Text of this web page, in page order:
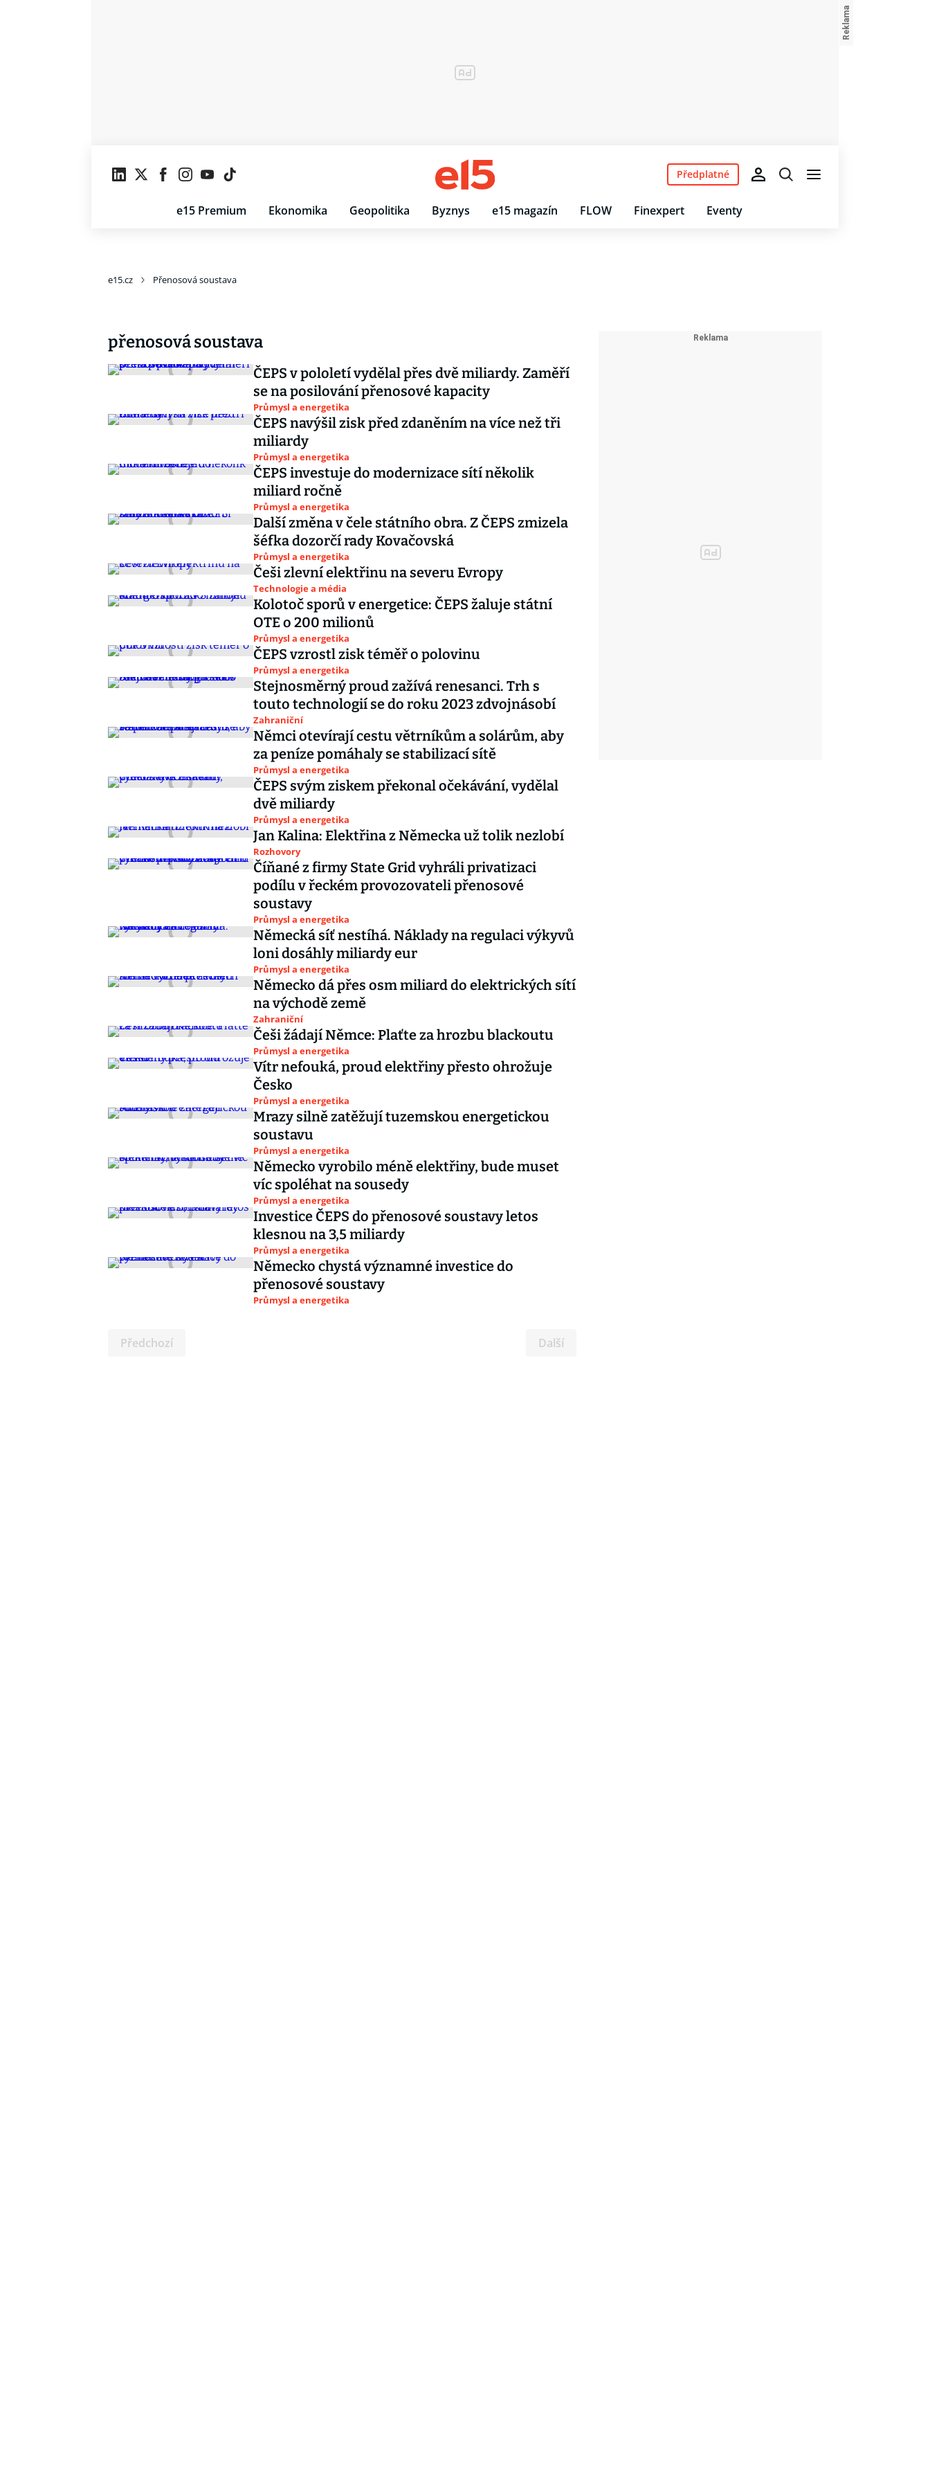
e15 Premium Ekonomika Geopolitika Byznys e15 magazín FLOW Finexpert Eventy
Předplatné
e15.cz Přenosová soustava
přenosová soustava
ČEPS v pololetí vydělal přes dvě miliardy. Zaměří
se na posilování přenosové kapacity
Průmysl a energetika
ČEPS navýšil zisk před zdaněním na více než tři
miliardy
Průmysl a energetika
ČEPS investuje do modernizace sítí několik
miliard ročně
Průmysl a energetika
Další změna v čele státního obra. Z ČEPS zmizela
šéfka dozorčí rady Kovačovská
Průmysl a energetika
Češi zlevní elektřinu na severu Evropy
Technologie a média
Kolotoč sporů v energetice: ČEPS žaluje státní
OTE o 200 milionů
Průmysl a energetika
ČEPS vzrostl zisk téměř o polovinu
Průmysl a energetika
Stejnosměrný proud zažívá renesanci. Trh s
touto technologií se do roku 2023 zdvojnásobí
Zahraniční
Němci otevírají cestu větrníkům a solárům, aby
za peníze pomáhaly se stabilizací sítě
Průmysl a energetika
ČEPS svým ziskem překonal očekávání, vydělal
dvě miliardy
Průmysl a energetika
Jan Kalina: Elektřina z Německa už tolik nezlobí
Rozhovory
Číňané z firmy State Grid vyhráli privatizaci
podílu v řeckém provozovateli přenosové
soustavy
Průmysl a energetika
Německá síť nestíhá. Náklady na regulaci výkyvů
loni dosáhly miliardy eur
Průmysl a energetika
Německo dá přes osm miliard do elektrických sítí
na východě země
Zahraniční
Češi žádají Němce: Plaťte za hrozbu blackoutu
Průmysl a energetika
Vítr nefouká, proud elektřiny přesto ohrožuje
Česko
Průmysl a energetika
Mrazy silně zatěžují tuzemskou energetickou
soustavu
Průmysl a energetika
Německo vyrobilo méně elektřiny, bude muset
víc spoléhat na sousedy
Průmysl a energetika
Investice ČEPS do přenosové soustavy letos
klesnou na 3,5 miliardy
Průmysl a energetika
Německo chystá významné investice do
přenosové soustavy
Průmysl a energetika
Předchozí Další